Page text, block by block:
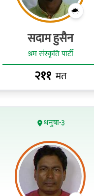
सदाम हुसैन
श्रम संस्कृति पार्टी
२११ मत
धनुषा-३